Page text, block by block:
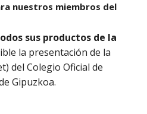
nuestros miembros del
sus productos de la
la presentación de la
del Colegio Oficial de
Gipuzkoa.